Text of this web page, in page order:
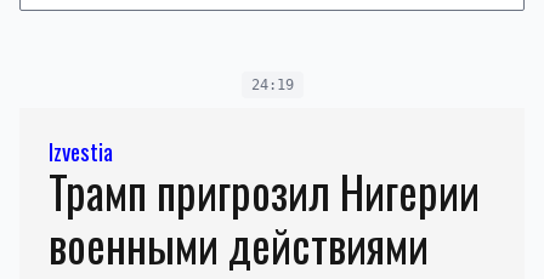
24:19
Izvestia
Трамп пригрозил Нигерии
военными действиями